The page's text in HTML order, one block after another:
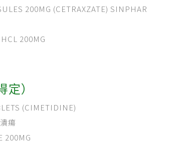
200MG (CETRAXZATE) SINPHAR
200MG
）
(CIMETIDINE)
瘍
200MG